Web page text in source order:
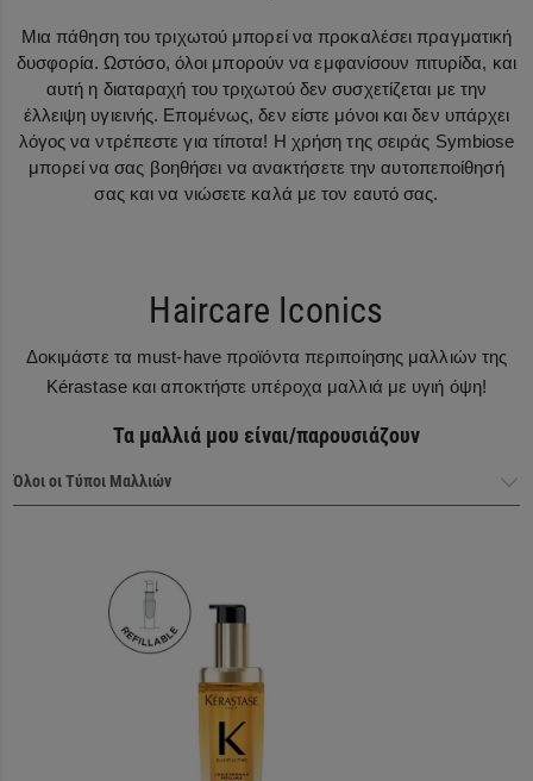
Μια πάθηση του τριχωτού μπορεί να προκαλέσει πραγματική
δυσφορία. Ωστόσο, όλοι μπορούν να εμφανίσουν πιτυρίδα, και
αυτή η διαταραχή του τριχωτού δεν συσχετίζεται με την
έλλειψη υγιεινής. Επομένως, δεν είστε μόνοι και δεν υπάρχει
λόγος να ντρέπεστε για τίποτα! Η χρήση της σειράς Symbiose
μπορεί να σας βοηθήσει να ανακτήσετε την αυτοπεποίθησή
σας και να νιώσετε καλά με τον εαυτό σας.
Haircare Iconics
Δοκιμάστε τα must-have προϊόντα περιποίησης μαλλιών της
Kérastase και αποκτήστε υπέροχα μαλλιά με υγιή όψη!
Τα μαλλιά μου είναι/παρουσιάζουν
Haircare Heroes